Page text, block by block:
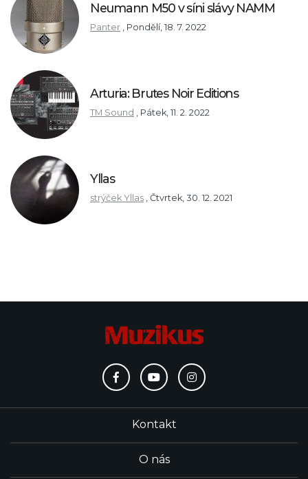
Neumann M50 v síni slávy NAMM
Panter Pondělí, 18. 7. 2022
Arturia: Brutes Noir Editions
TM Sound Pátek, 11. 2. 2022
Yllas
strýček Yllas Čtvrtek, 30. 12. 2021
Kontakt
O nás